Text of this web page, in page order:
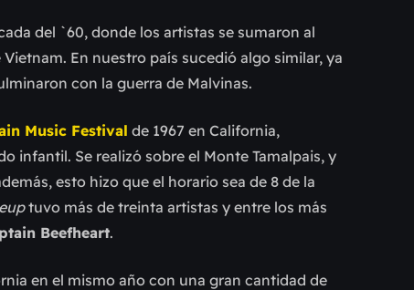
del `60, donde los artistas se sumaron al
En nuestro país sucedió algo similar, ya
con la guerra de Malvinas.
Music Festival de 1967 en California,
infantil. Se realizó sobre el Monte Tamalpais, y
esto hizo que el horario sea de 8 de la
tuvo más de treinta artistas y entre los más
Beefheart.
en el mismo año con una gran cantidad de